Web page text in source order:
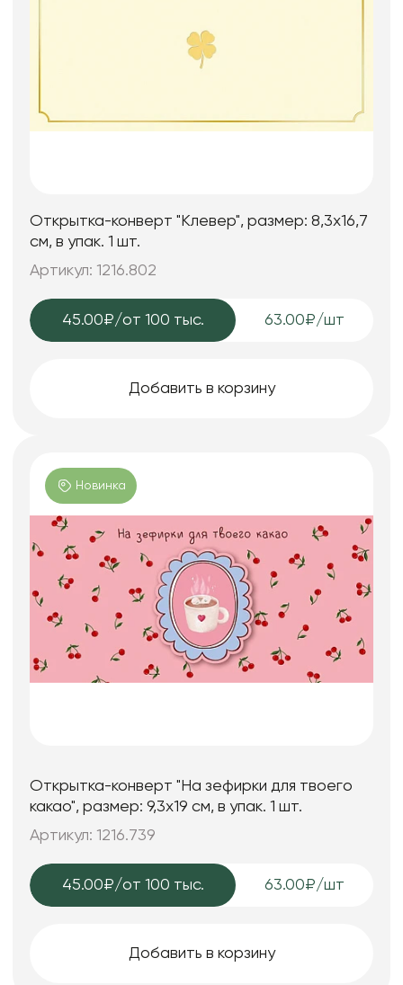
Открытка-конверт "Клевер", размер: 8,3х16,7
см, в упак. 1 шт.
Артикул: 1216.802
45.00₽/от 100 тыс. 63.00₽/шт
Добавить в корзину
Новинка
Открытка-конверт "На зефирки для твоего
какао", размер: 9,3х19 см, в упак. 1 шт.
Артикул: 1216.739
45.00₽/от 100 тыс. 63.00₽/шт
Добавить в корзину